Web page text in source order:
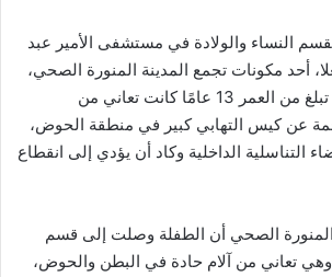
النساء والولادة في مستشفى الأمير عبد
أحد مكونات تجمع المدينة المنورة الصحي،
من إنهاء معاناة طفلة تبلغ من العمر 13 عامًا كانت تعاني من
عن كيس التهابي كبير في منطقة الحوض،
التناسلية الداخلية وكاد أن يؤدي إلى انقطاع
المنورة الصحي أن الطفلة وصلت إلى قسم
وهي تعاني من آلام حادة في البطن والحوض،